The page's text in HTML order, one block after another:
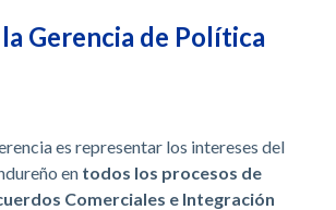
Gerencia de Política
es representar los intereses del
en todos los procesos de
Comerciales e Integración